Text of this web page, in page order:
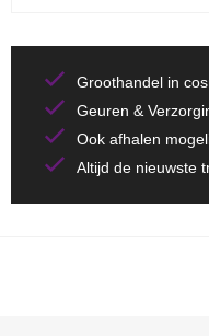
Groothandel in
Geuren &
Ook afhalen
Altijd de nieuwste